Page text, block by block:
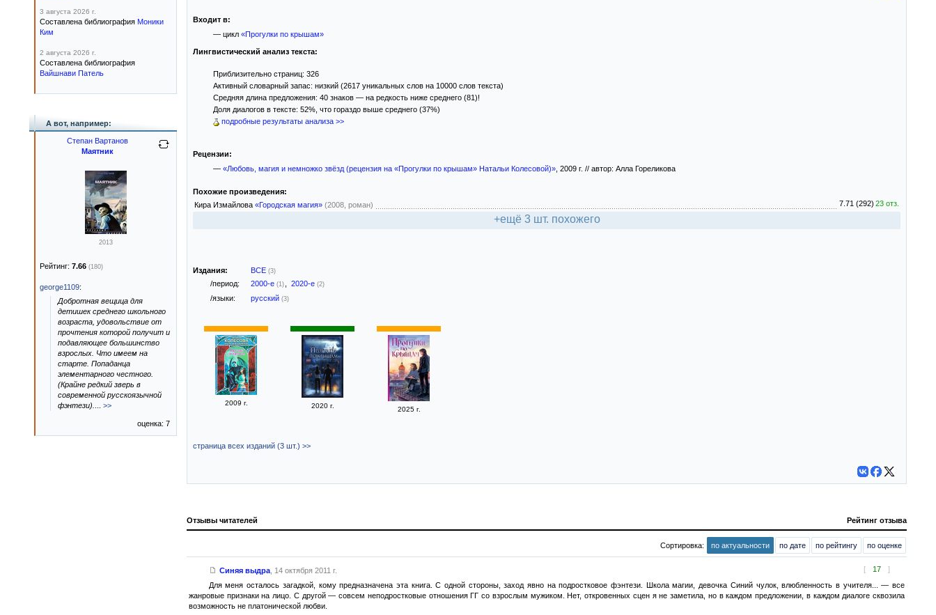
Входит в:
— цикл «Прогулки по крышам»
Лингвистический анализ текста:
Приблизительно страниц: 326
Активный словарный запас: низкий (2617 уникальных слов на 10000 слов текста)
Средняя длина предложения: 40 знаков — на редкость ниже среднего (81)!
Доля диалогов в тексте: 52%, что гораздо выше среднего (37%)
подробные результаты анализа >>
Рецензии:
— «Любовь, магия и немножко звёзд (рецензия на «Прогулки по крышам» Натальи Колесовой)», 2009 г. // автор: Алла Гореликова
Похожие произведения:
Кира Измайлова «Городская магия» (2008, роман) 7.71 (292) 23 отз.
+ещё 3 шт. похожего
Издания: ВСЕ (3)
/период: 2000-е (1) 2020-е (2)
/языки: русский (3)
2009 г. 2020 г. 2025 г.
страница всех изданий (3 шт.) >>
Отзывы читателей Рейтинг отзыва
Сортировка: по актуальности по дате по рейтингу по оценке
[ 17 ]
Синяя выдра, 14 октября 2011 г.
Для меня осталось загадкой, кому предназначена эта книга. С одной стороны, заход явно на подростковое фэнтези. Школа магии, девочка Синий чулок, влюбленность в учителя... — все
жанровые признаки на лицо. С другой — совсем неподростковые отношения ГГ со взрослым мужиком. Нет, откровенных сцен я не заметила, но в каждом предложении, в каждом диалоге сквозила
возможность не платонической любви.
3 августа 2026 г.
Составлена библиография Моники
Ким
2 августа 2026 г.
Составлена библиография
Вайшнави Патель
А вот, например:
Степан Вартанов
Маятник
2013
Рейтинг: 7.66 (180)
george1109:
Добротная вещица для
детишек среднего школьного
возраста, удовольствие от
прочтения которой получит и
подавляющее большинство
взрослых. Что имеем на
старте. Попаданца
элементарного честного.
(Крайне редкий зверь в
современной русскоязычной
фэнтези).
>>
оценка: 7